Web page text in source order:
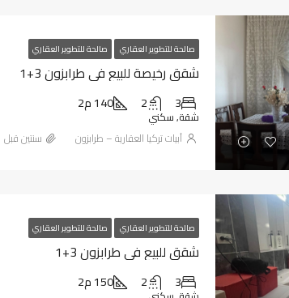
صالحة للتطوير العقاري صالحة للتطوير العقاري
شقق رخيصة للبيع في طرابزون 3+1
3
2 140 م2
شقة, سكني
أبيات تركيا العقارية – طرابزون ‏سنتين قبل
صالحة للتطوير العقاري صالحة للتطوير العقاري
شقق للبيع في طرابزون 3+1
3
2 150 م2